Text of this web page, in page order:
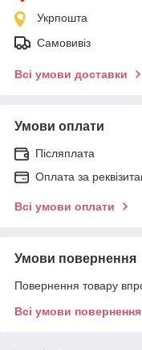
Укрпошта
Самовивіз
Всі умови доставки
Умови оплати
Післяплата
Оплата за
Всі умови оплати
Умови повернення
Повернення товару
Всі умови повернення